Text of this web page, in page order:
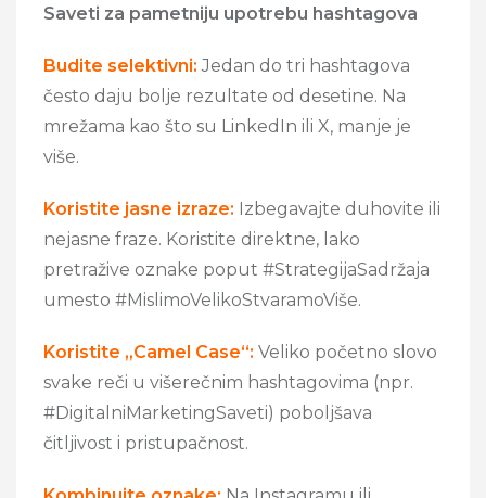
Saveti za pametniju upotrebu hashtagova
Budite selektivni: Jedan do tri hashtagova
često daju bolje rezultate od desetine. Na
mrežama kao što su LinkedIn ili X, manje je
više.
Koristite jasne izraze: Izbegavajte duhovite ili
nejasne fraze. Koristite direktne, lako
pretražive oznake poput #StrategijaSadržaja
umesto #MislimoVelikoStvaramoViše.
Koristite „Camel Case“: Veliko početno slovo
svake reči u višerečnim hashtagovima (npr.
#DigitalniMarketingSaveti) poboljšava
čitljivost i pristupačnost.